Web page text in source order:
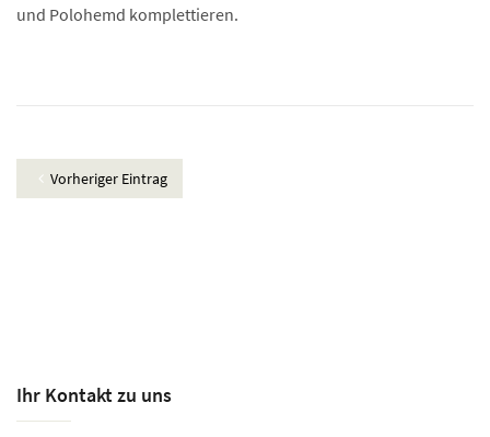
und Polohemd komplettieren.
Vorheriger Eintrag
Ihr Kontakt zu uns